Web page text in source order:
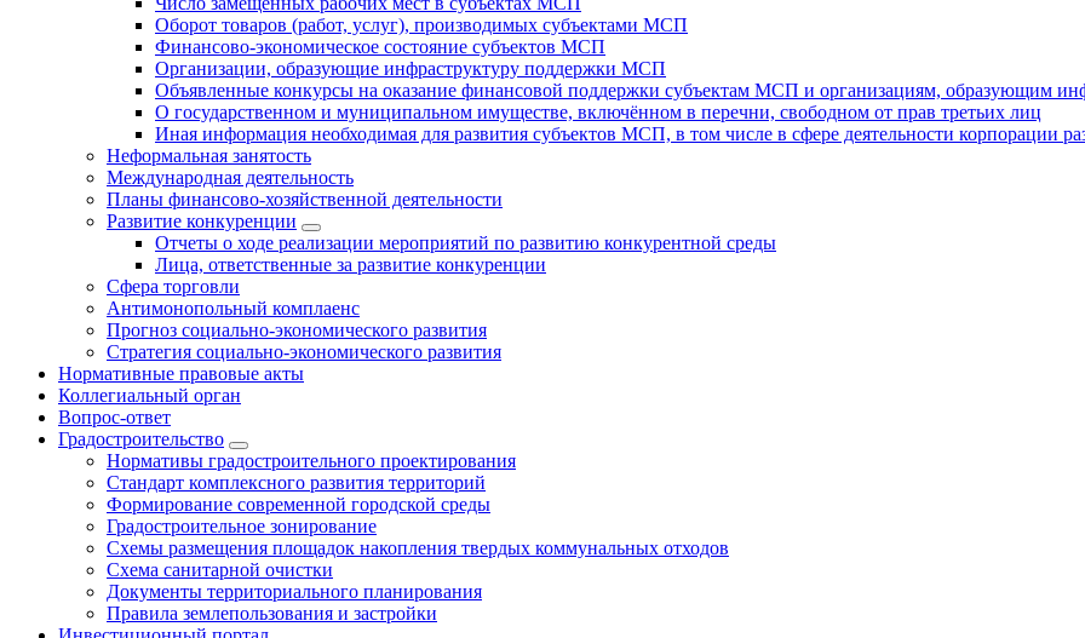
Оборот товаров (работ, услуг), производимых субъектами МСП
Финансово-экономическое состояние субъектов МСП
Организации, образующие инфраструктуру поддержки МСП
Объявленные конкурсы на оказание финансовой поддержки субъектам МСП и организациям, образующим
О государственном и муниципальном имуществе, включённом в перечни, свободном от прав третьих лиц
Иная информация необходимая для развития субъектов МСП, в том числе в сфере деятельности корпорации
Неформальная занятость
Международная деятельность
Планы финансово-хозяйственной деятельности
Развитие конкуренции
Отчеты о ходе реализации мероприятий по развитию конкурентной среды
Лица, ответственные за развитие конкуренции
Сфера торговли
Антимонопольный комплаенс
Прогноз социально-экономического развития
Стратегия социально-экономического развития
Нормативные правовые акты
Коллегиальный орган
Вопрос-ответ
Градостроительство
Нормативы градостроительного проектирования
Стандарт комплексного развития территорий
Формирование современной городской среды
Градостроительное зонирование
Схемы размещения площадок накопления твердых коммунальных отходов
Схема санитарной очистки
Документы территориального планирования
Правила землепользования и застройки